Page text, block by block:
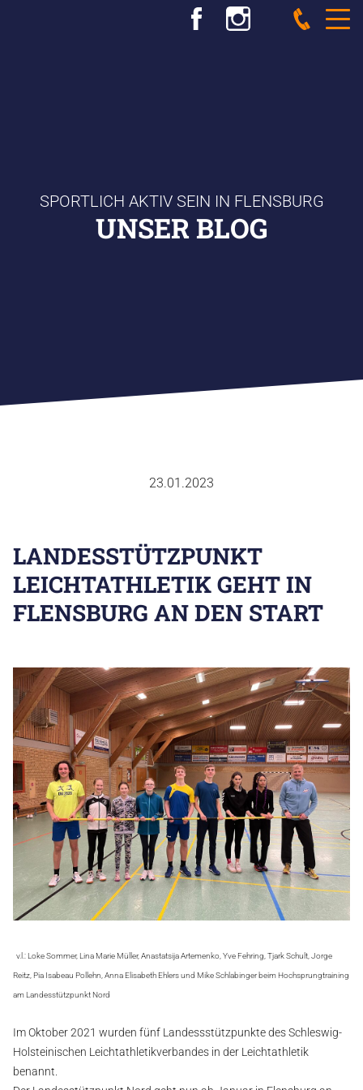
SPORTVERBAND
SPORTABZEICHEN
AUS & FORTBILDUNG
SPORTENTWICKLUNGSPLANUNG
EHRENKODEX
GESCHÄFTSTELLE
ANSPRECHPARTNER
ZUSCHÜSSE
SATZUNG & ORDNUNG
RICHTLINIEN
SPORTARTEN
KONTAKT
SPORTLICH AKTIV SEIN IN FLENSBURG
UNSER BLOG
23.01.2023
LANDESSTÜTZPUNKT
LEICHTATHLETIK GEHT IN
FLENSBURG AN DEN START
v.l.: Loke Sommer, Lina Marie Müller, Anastatsija Artemenko, Yve Fehring, Tjark Schult, Jorge
Reitz, Pia Isabeau Pollehn, Anna Elisabeth Ehlers und Mike Schlabinger beim Hochsprungtraining
am Landesstützpunkt Nord
Im Oktober 2021 wurden fünf Landessstützpunkte des Schleswig-
Holsteinischen Leichtathletikverbandes in der Leichtathletik
benannt.